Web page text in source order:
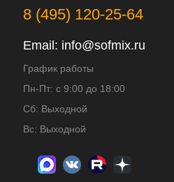
8 (495) 120-25-64
Email: info@sofmix.ru
График работы
Пн-Пт: с 9:00 до 18:00
Сб: Выходной
Вс: Выходной